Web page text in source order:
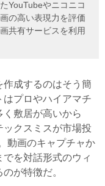
YouTubeやニコニコ
の高い表現力を評価
共有サービスを利用
成するのはそう簡
プロやハイアマチ
く敷居が高いから
クスミスが市場投
動画のキャプチャか
を対話形式のウィ
が特徴だ。